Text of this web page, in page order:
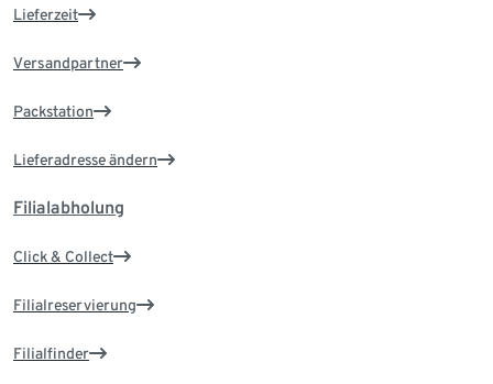
Lieferzeit
Versandpartner
Packstation
Lieferadresse ändern
Filialabholung
Click & Collect
Filialreservierung
Filialfinder